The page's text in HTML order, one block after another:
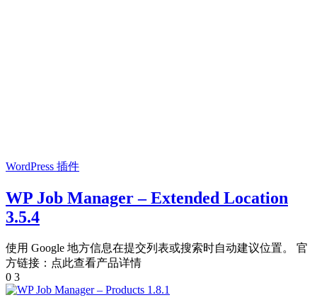
WordPress 插件
WP Job Manager – Extended Location
3.5.4
使用 Google 地方信息在提交列表或搜索时自动建议位置。 官
方链接：点此查看产品详情
0 3